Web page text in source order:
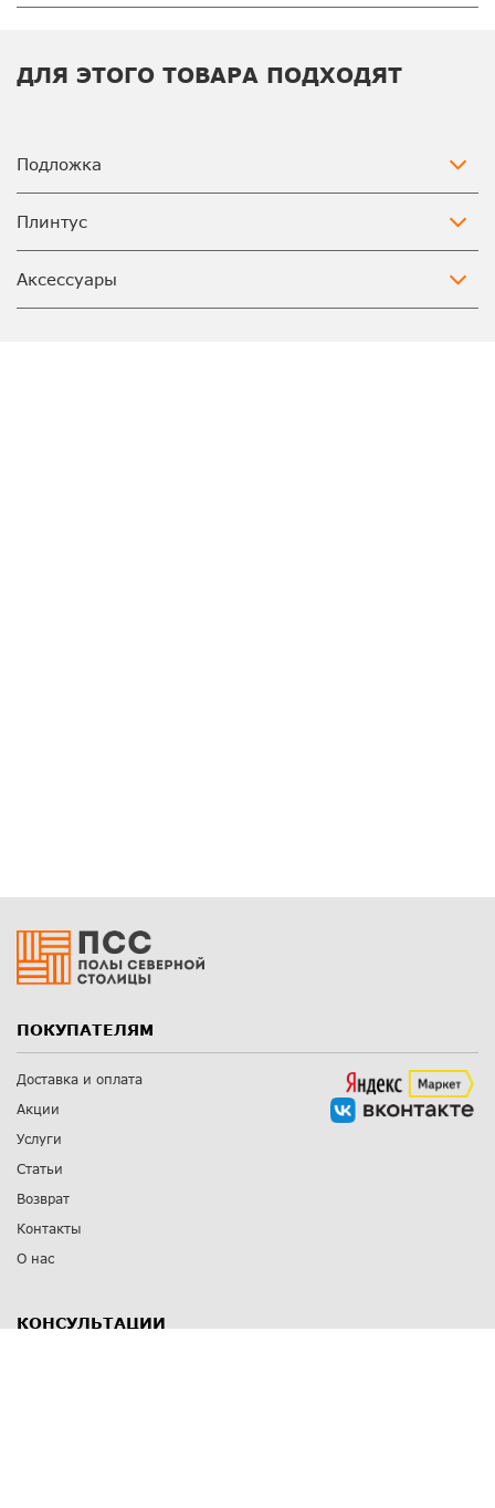
ДЛЯ ЭТОГО ТОВАРА ПОДХОДЯТ
Подложка
Плинтус
Аксессуары
ПОКУПАТЕЛЯМ
Доставка и оплата
Акции
Услуги
Статьи
Возврат
Контакты
О нас
КОНСУЛЬТАЦИИ